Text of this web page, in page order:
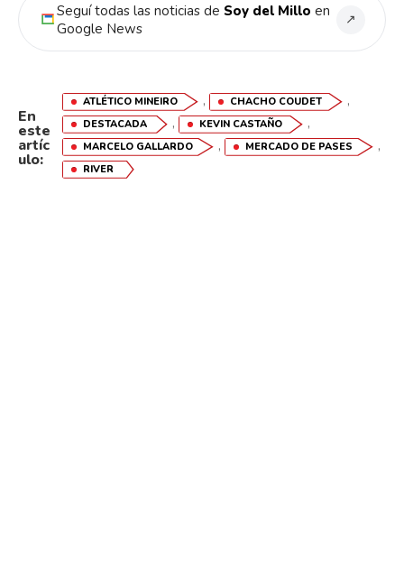
Seguí todas las noticias de Soy del Millo en
Google News
↗
En
este
artíc
ulo:
ATLÉTICO MINEIRO , CHACHO COUDET ,
DESTACADA , KEVIN CASTAÑO ,
MARCELO GALLARDO , MERCADO DE PASES ,
RIVER